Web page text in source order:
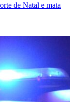
de Natal e mata